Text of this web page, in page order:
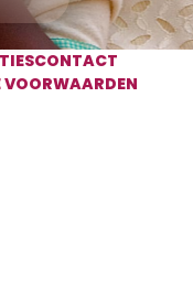
CONTACT
VOORWAARDEN